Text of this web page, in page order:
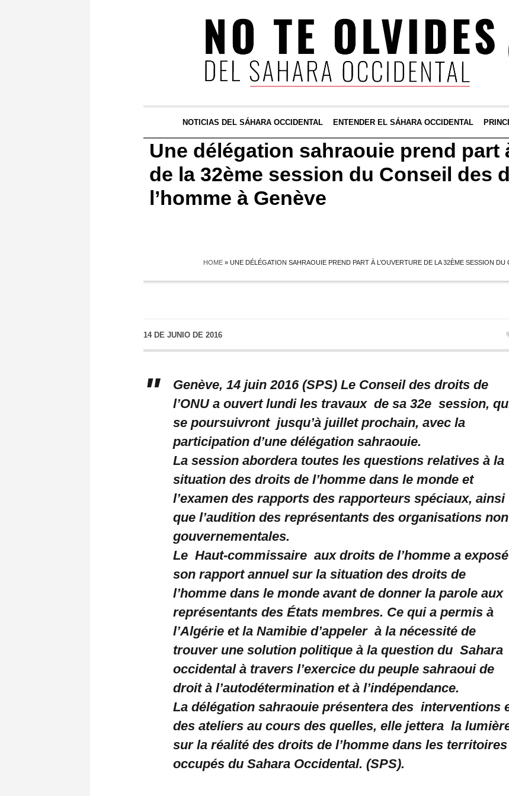
NOTICIAS DEL SÁHARA OCCIDENTAL ENTENDER EL SÁHARA OCCIDENTAL
Une délégation sahraouie prend part
de la 32ème session du Conseil des
l’homme à Genève
HOME » UNE DÉLÉGATION SAHRAOUIE PREND PART À L’OUVERTURE DE LA 32ÈME SESSION
14 DE JUNIO DE 2016
Genève, 14 juin 2016 (SPS) Le Conseil des droits de
l’ONU a ouvert lundi les travaux de sa 32e session,
se poursuivront jusqu’à juillet prochain, avec la
participation d’une délégation sahraouie.
La session abordera toutes les questions relatives à la
situation des droits de l’homme dans le monde et
l’examen des rapports des rapporteurs spéciaux, ainsi
que l’audition des représentants des organisations non
gouvernementales.
Le Haut-commissaire aux droits de l’homme a exposé
son rapport annuel sur la situation des droits de
l’homme dans le monde avant de donner la parole aux
représentants des États membres. Ce qui a permis à
l’Algérie et la Namibie d’appeler à la nécessité de
trouver une solution politique à la question du Sahara
occidental à travers l’exercice du peuple sahraoui de
droit à l’autodétermination et à l’indépendance.
La délégation sahraouie présentera des interventions
des ateliers au cours des quelles, elle jettera la
sur la réalité des droits de l’homme dans les territoires
occupés du Sahara Occidental. (SPS).